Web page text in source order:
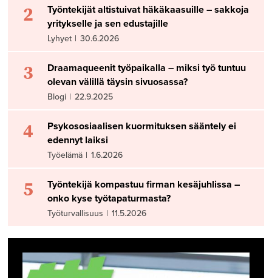
2
Työntekijät altistuivat häkäkaasuille – sakkoja
yritykselle ja sen edustajille
Lyhyet | 30.6.2026
3
Draamaqueenit työpaikalla – miksi työ tuntuu
olevan välillä täysin sivuosassa?
Blogi | 22.9.2025
4
Psykososiaalisen kuormituksen sääntely ei
edennyt laiksi
Työelämä | 1.6.2026
5
Työntekijä kompastuu firman kesäjuhlissa –
onko kyse työtapaturmasta?
Työturvallisuus | 11.5.2026